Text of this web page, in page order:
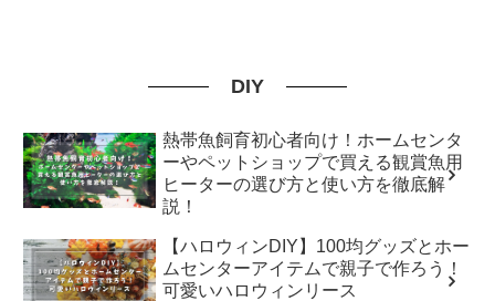
DIY
熱帯魚飼育初心者向け！ホームセンタ
ーやペットショップで買える観賞魚用
ヒーターの選び方と使い方を徹底解
説！
【ハロウィンDIY】100均グッズとホー
ムセンターアイテムで親子で作ろう！
可愛いハロウィンリース